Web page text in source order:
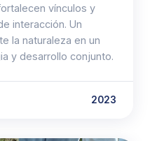
vínculos y
interacción. Un
la naturaleza en un
y desarrollo conjunto.
2023